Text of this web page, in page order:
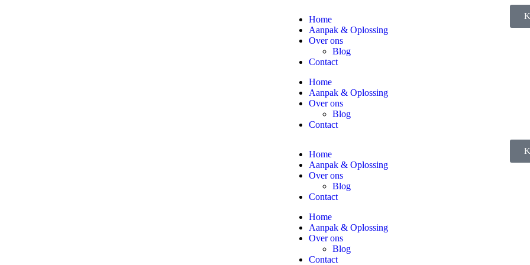
Home
Aanpak & Oplossing
Over ons
Blog
Contact
Home
Aanpak & Oplossing
Over ons
Blog
Contact
Home
Aanpak & Oplossing
Over ons
Blog
Contact
Home
Aanpak & Oplossing
Over ons
Blog
Contact